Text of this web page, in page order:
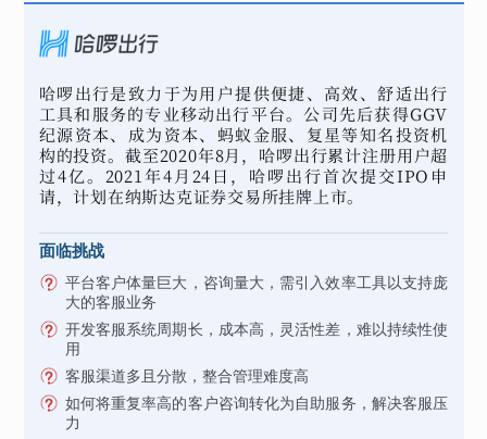
哈啰出行是致力于为用户提供便捷、高效、舒适出行
工具和服务的专业移动出行平台。公司先后获得GGV
纪源资本、成为资本、蚂蚁金服、复星等知名投资机
构的投资。截至2020年8月，哈啰出行累计注册用户超
过4亿。2021年4月24日，哈啰出行首次提交IPO申
请，计划在纳斯达克证券交易所挂牌上市。
面临挑战
平台客户体量巨大，咨询量大，需引入效率工具以支持庞
大的客服业务
开发客服系统周期长，成本高，灵活性差，难以持续性使
用
客服渠道多且分散，整合管理难度高
如何将重复率高的客户咨询转化为自助服务，解决客服压
力